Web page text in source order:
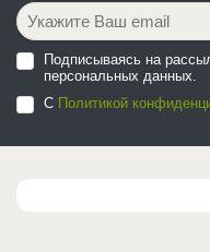
Подписываясь на
персональных данных.
С Политикой